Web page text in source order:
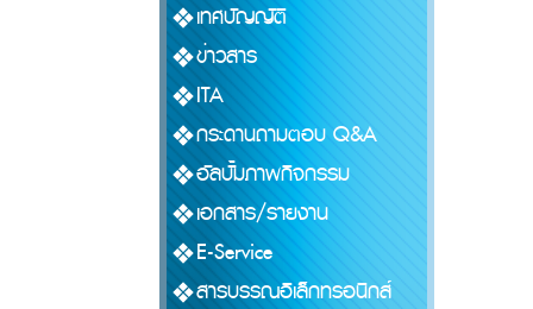
เทศบัญญัติ
ข่าวสาร
ITA
กระดานถามตอบ Q&A
อัลบั้มภาพกิจกรรม
เอกสาร/รายงาน
E-Service
สารบรรณอิเล็กทรอนิกส์